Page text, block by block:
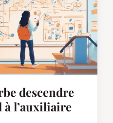
descendre
l’auxiliaire